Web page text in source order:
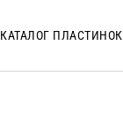
КАТАЛОГ ПЛАСТИНОК